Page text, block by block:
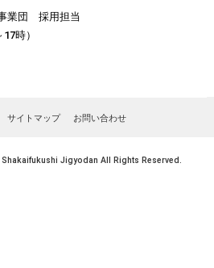
業団 採用担当
時）
サイトマップ お問い合わせ
Jigyodan All Rights Reserved.